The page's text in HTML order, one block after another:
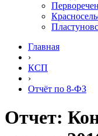
Главная
›
КСП
›
Отчёт по 8-ФЗ
Отчет: